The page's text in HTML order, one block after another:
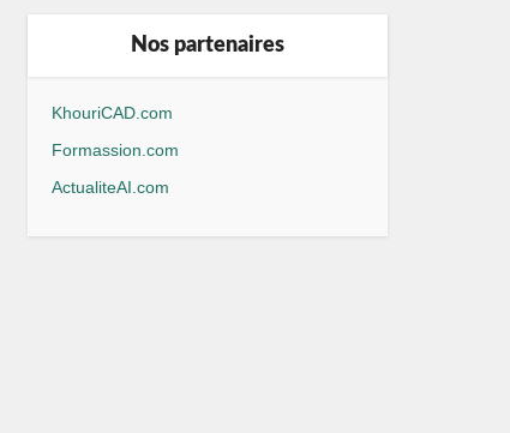
Nos partenaires
KhouriCAD.com
Formassion.com
ActualiteAI.com